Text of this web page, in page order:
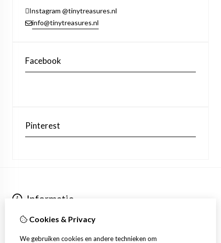
Instagram @tinytreasures.nl
info@tinytreasures.nl
Facebook
Pinterest
Informatie
Verzending
Extra
Cookies & Privacy
We gebruiken cookies en andere technieken om